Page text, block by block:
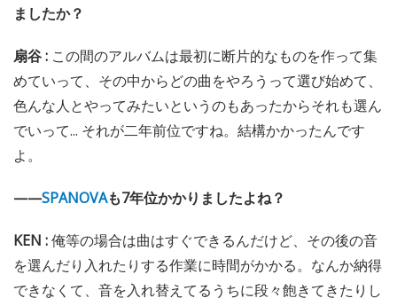
ましたか？
扇谷 : この間のアルバムは最初に断片的なものを作って集
めていって、その中からどの曲をやろうって選び始めて、
色んな人とやってみたいというのもあったからそれも選ん
でいって... それが二年前位ですね。結構かかったんです
よ。
——SPANOVAも7年位かかりましたよね？
KEN :俺等の場合は曲はすぐできるんだけど、その後の音
を選んだり入れたりする作業に時間がかかる。なんか納得
できなくて、音を入れ替えてるうちに段々飽きてきたりし